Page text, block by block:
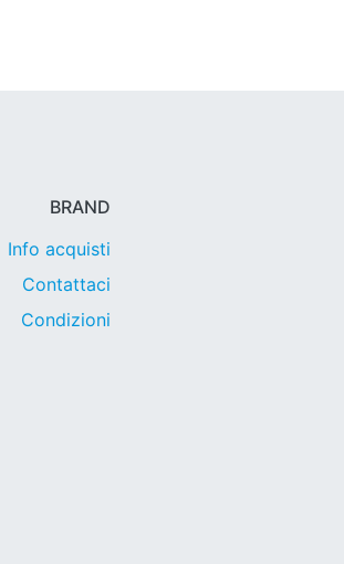
BRAND
Info acquisti
Contattaci
Condizioni